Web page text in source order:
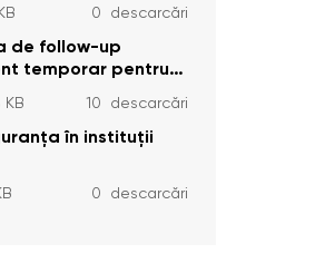
s. Brînzeni, r.
mai 2026
0 descarcări
de follow-up
temporar pentru
(adulte)
2026)
KB 10 descarcări
în instituții
0 descarcări